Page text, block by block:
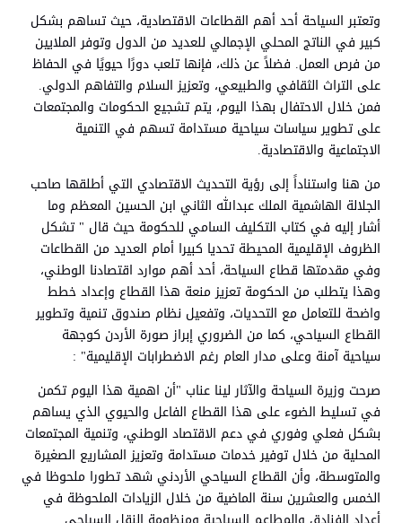
وتعتبر السياحة أحد أهم القطاعات الاقتصادية، حيث تساهم بشكل
كبير في الناتج المحلي الإجمالي للعديد من الدول وتوفر الملايين
من فرص العمل. فضلاً عن ذلك، فإنها تلعب دورًا حيويًا في الحفاظ
على التراث الثقافي والطبيعي، وتعزيز السلام والتفاهم الدولي.
فمن خلال الاحتفال بهذا اليوم، يتم تشجيع الحكومات والمجتمعات
على تطوير سياسات سياحية مستدامة تسهم في التنمية
الاجتماعية والاقتصادية.
من هنا واستناداً إلى رؤية التحديث الاقتصادي التي أطلقها صاحب
الجلالة الهاشمية الملك عبدالله الثاني ابن الحسين المعظم وما
أشار إليه في كتاب التكليف السامي للحكومة حيث قال " تشكل
الظروف الإقليمية المحيطة تحديا كبيرا أمام العديد من القطاعات
وفي مقدمتها قطاع السياحة، أحد أهم موارد اقتصادنا الوطني،
وهذا يتطلب من الحكومة تعزيز منعة هذا القطاع وإعداد خطط
واضحة للتعامل مع التحديات، وتفعيل نظام صندوق تنمية وتطوير
القطاع السياحي، كما من الضروري إبراز صورة الأردن كوجهة
سياحية آمنة وعلى مدار العام رغم الاضطرابات الإقليمية" :
صرحت وزيرة السياحة والآثار لينا عناب "أن اهمية هذا اليوم تكمن
في تسليط الضوء على هذا القطاع الفاعل والحيوي الذي يساهم
بشكل فعلي وفوري في دعم الاقتصاد الوطني، وتنمية المجتمعات
المحلية من خلال توفير خدمات مستدامة وتعزيز المشاريع الصغيرة
والمتوسطة، وأن القطاع السياحي الأردني شهد تطورا ملحوظا في
الخمس والعشرين سنة الماضية من خلال الزيادات الملحوظة في